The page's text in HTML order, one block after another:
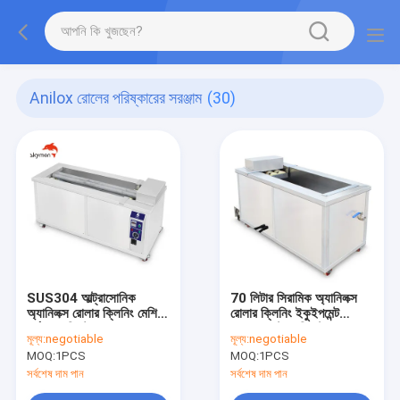
Anilox রোলের পরিষ্কারের সরঞ্জাম (30)
SUS304 আল্ট্রাসোনিক
অ্যানিলক্স রোলার ক্লিনিং মেশিন
মূল্য:negotiable
MOQ:1PCS
সর্বশেষ দাম পান
70 লিটার সিরামিক অ্যানিলক্স
রোলার ক্লিনিং ইকুইপমেন্ট
মূল্য:negotiable
MOQ:1PCS
সর্বশেষ দাম পান